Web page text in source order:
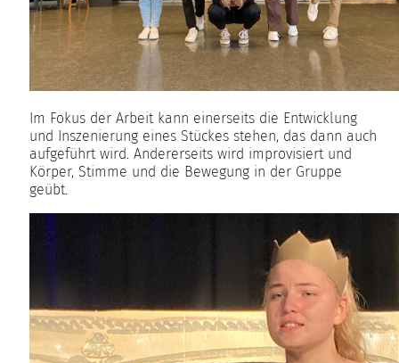
Im Fokus der Arbeit kann einerseits die Entwicklung
und Inszenierung eines Stückes stehen, das dann auch
aufgeführt wird. Andererseits wird improvisiert und
Körper, Stimme und die Bewegung in der Gruppe
geübt.